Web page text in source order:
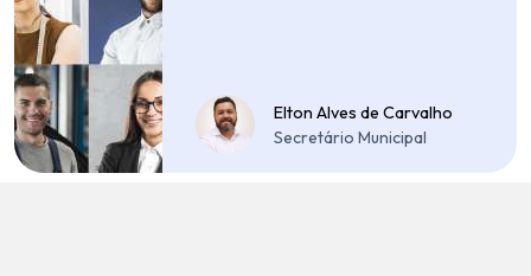
Elton Alves de Carvalho
Secretário Municipal